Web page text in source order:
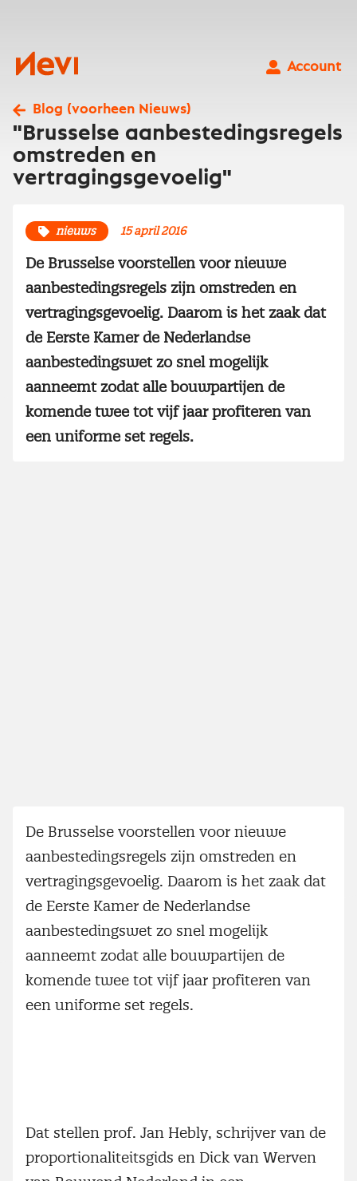
Nevi
Account
Blog (voorheen Nieuws)
"Brusselse aanbestedingsregels
omstreden en
vertragingsgevoelig"
nieuws 15 april 2016
De Brusselse voorstellen voor nieuwe
aanbestedingsregels zijn omstreden en
vertragingsgevoelig. Daarom is het zaak dat
de Eerste Kamer de Nederlandse
aanbestedingswet zo snel mogelijk
aanneemt zodat alle bouwpartijen de
komende twee tot vijf jaar profiteren van
een uniforme set regels.
De Brusselse voorstellen voor nieuwe
aanbestedingsregels zijn omstreden en
vertragingsgevoelig. Daarom is het zaak dat
de Eerste Kamer de Nederlandse
aanbestedingswet zo snel mogelijk
aanneemt zodat alle bouwpartijen de
komende twee tot vijf jaar profiteren van
een uniforme set regels.
Dat stellen prof. Jan Hebly, schrijver van de
proportionaliteitsgids en Dick van Werven